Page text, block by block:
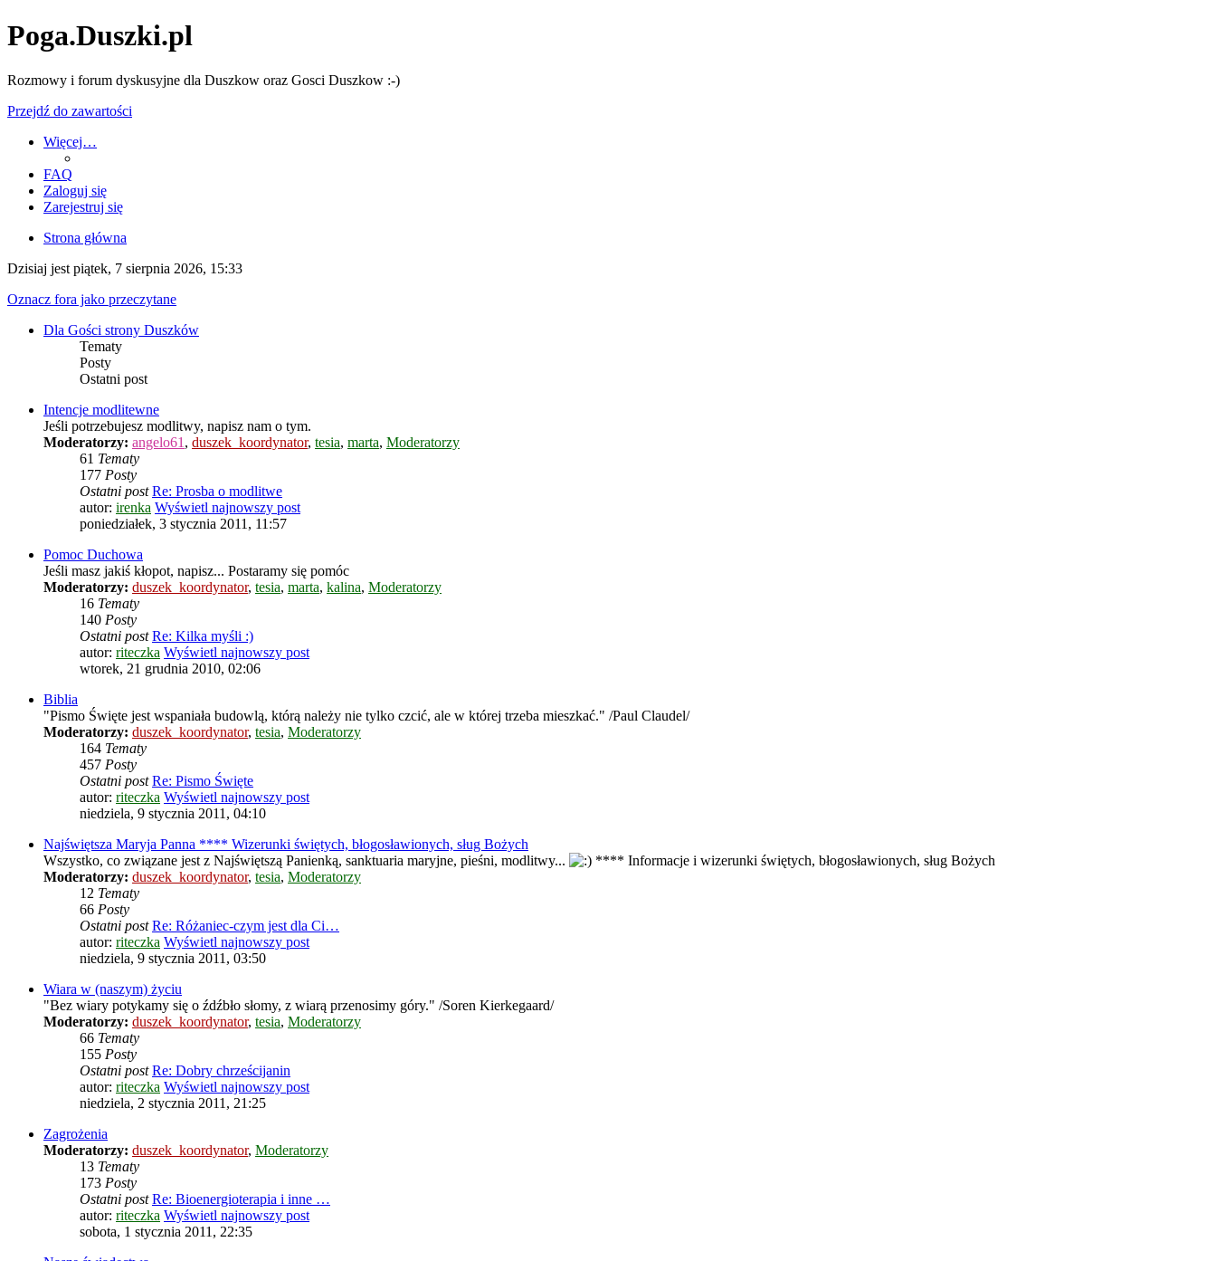
Poga.Duszki.pl
Rozmowy i forum dyskusyjne dla Duszkow oraz Gosci Duszkow :-)
Przejdź do zawartości
Więcej…
FAQ
Zaloguj się
Zarejestruj się
Strona główna
Dzisiaj jest piątek, 7 sierpnia 2026, 15:33
Oznacz fora jako przeczytane
Dla Gości strony Duszków
Tematy
Posty
Ostatni post
Intencje modlitewne
Jeśli potrzebujesz modlitwy, napisz nam o tym.
Moderatorzy: angelo61 , duszek_koordynator, tesia, marta, Moderatorzy
61 Tematy
177 Posty
Ostatni post Re: Prosba o modlitwe
autor: irenka Wyświetl najnowszy post
poniedziałek, 3 stycznia 2011, 11:57
Pomoc Duchowa
Jeśli masz jakiś kłopot, napisz... Postaramy się pomóc
Moderatorzy: duszek_koordynator, tesia, marta, kalina, Moderatorzy
16 Tematy
140 Posty
Ostatni post Re: Kilka myśli :)
autor: riteczka Wyświetl najnowszy post
wtorek, 21 grudnia 2010, 02:06
Biblia
"Pismo Święte jest wspaniała budowlą, którą należy nie tylko czcić, ale w której trzeba mieszkać." /Paul Claudel/
Moderatorzy: duszek_koordynator, tesia, Moderatorzy
164 Tematy
457 Posty
Ostatni post Re: Pismo Święte
autor: riteczka Wyświetl najnowszy post
niedziela, 9 stycznia 2011, 04:10
Najświętsza Maryja Panna **** Wizerunki świętych, błogosławionych, sług Bożych
Wszystko, co związane jest z Najświętszą Panienką, sanktuaria maryjne, pieśni, modlitwy...
**** Informacje i wizerunki świętych, błogosławionych, sług Bożych
Moderatorzy: duszek_koordynator, tesia, Moderatorzy
12 Tematy
66 Posty
Ostatni post Re: Różaniec-czym jest dla Ci…
autor: riteczka Wyświetl najnowszy post
niedziela, 9 stycznia 2011, 03:50
Wiara w (naszym) życiu
"Bez wiary potykamy się o źdźbło słomy, z wiarą przenosimy góry." /Soren Kierkegaard/
Moderatorzy: duszek_koordynator, tesia, Moderatorzy
66 Tematy
155 Posty
Ostatni post Re: Dobry chrześcijanin
autor: riteczka Wyświetl najnowszy post
niedziela, 2 stycznia 2011, 21:25
Zagrożenia
Moderatorzy: duszek_koordynator, Moderatorzy
13 Tematy
173 Posty
Ostatni post Re: Bioenergioterapia i inne …
autor: riteczka Wyświetl najnowszy post
sobota, 1 stycznia 2011, 22:35